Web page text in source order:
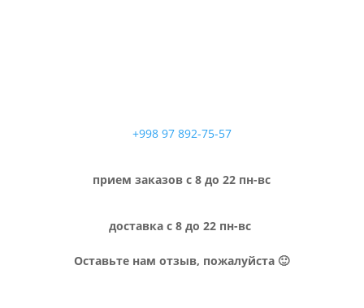
+998 97 892-75-57
прием заказов с 8 до 22 пн-вс
доставка с 8 до 22 пн-вс
Оставьте нам отзыв, пожалуйста 🙂